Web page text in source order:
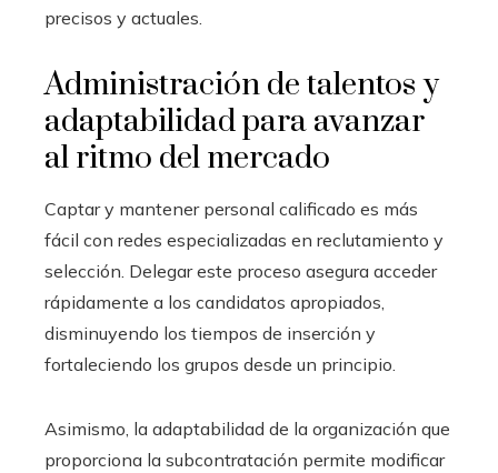
precisos y actuales.
Administración de talentos y
adaptabilidad para avanzar
al ritmo del mercado
Captar y mantener personal calificado es más
fácil con redes especializadas en reclutamiento y
selección. Delegar este proceso asegura acceder
rápidamente a los candidatos apropiados,
disminuyendo los tiempos de inserción y
fortaleciendo los grupos desde un principio.
Asimismo, la adaptabilidad de la organización que
proporciona la subcontratación permite modificar